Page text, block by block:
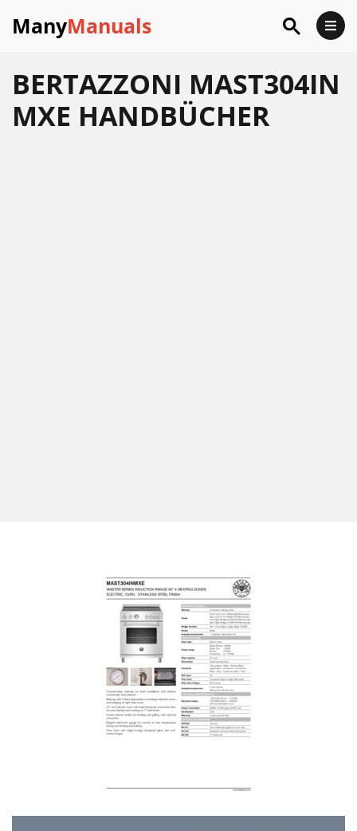
ManyManuals
BERTAZZONI MAST304IN
MXE HANDBÜCHER